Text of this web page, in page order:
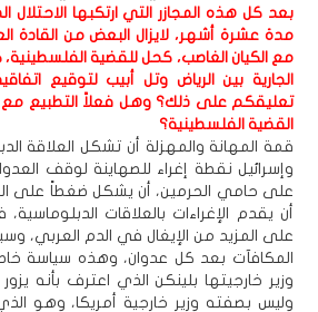
بعد كل هذه المجازر التي ارتكبها
مدة عشرة أشهر، لايزال البعض من القادة
مع الكيان الغاصب، كحل للقضية
الجارية بين الرياض وتل أبيب لتوقيع
تعليقكم على ذلك؟ وهل فعلاً التطبيع مع
القضية الفلسطينية؟
قمة المهانة والمهزلة أن تشكل العلاقة
وإسرائيل نقطة إغراء للصهاينة لوقف
على حامي الحرمين، أن يشكل ضغطاً على
أن يقدم الإغراءات بالعلاقات
على المزيد من الإيغال في الدم العربي،
المكافآت بعد كل عدوان، وهذه سياسة
وزير خارجيتها بلينكن الذي اعترف بأنه
وليس بصفته وزير خارجية أمريكا، وهو